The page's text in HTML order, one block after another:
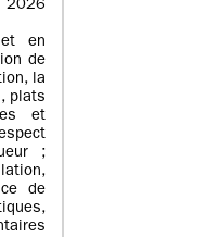
2026
en
de
la
plats
et
;
de